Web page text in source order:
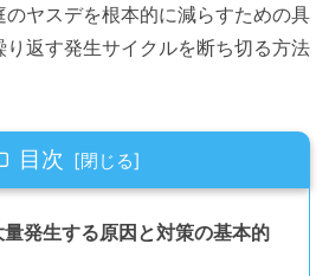
のヤスデを根本的に減らすための具
返す発生サイクルを断ち切る方法
目次
発生する原因と対策の基本的